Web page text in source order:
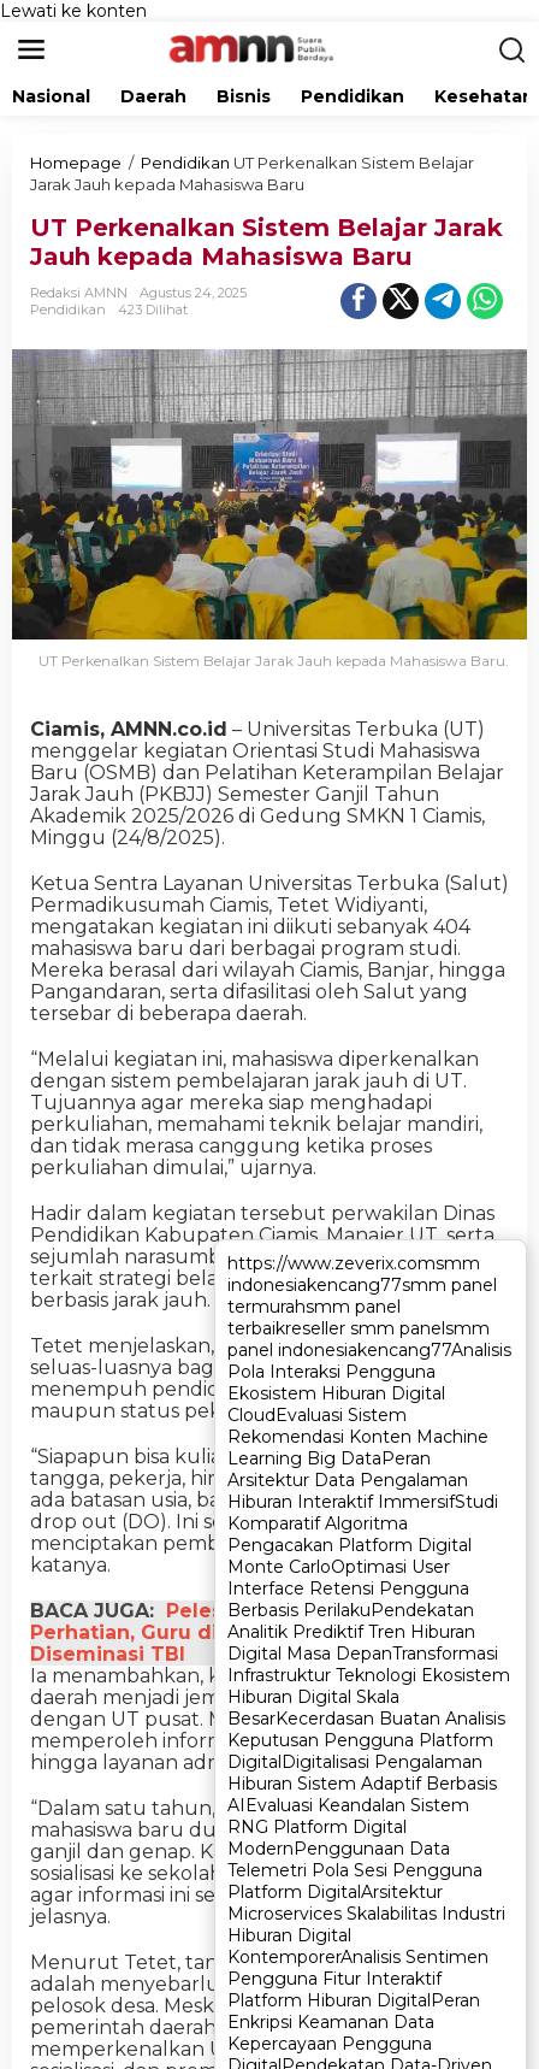
https://www.zeverix.comsmm
indonesiakencang77smm panel
termurahsmm panel
terbaikreseller smm panelsmm
panel indonesiakencang77Analisis
Pola Interaksi Pengguna
Ekosistem Hiburan Digital
CloudEvaluasi Sistem
Rekomendasi Konten Machine
Learning Big DataPeran
Arsitektur Data Pengalaman
Hiburan Interaktif ImmersifStudi
Komparatif Algoritma
Pengacakan Platform Digital
Monte CarloOptimasi User
Interface Retensi Pengguna
Berbasis PerilakuPendekatan
Analitik Prediktif Tren Hiburan
Digital Masa DepanTransformasi
Infrastruktur Teknologi Ekosistem
Hiburan Digital Skala
BesarKecerdasan Buatan Analisis
Keputusan Pengguna Platform
DigitalDigitalisasi Pengalaman
Hiburan Sistem Adaptif Berbasis
AIEvaluasi Keandalan Sistem
RNG Platform Digital
ModernPenggunaan Data
Telemetri Pola Sesi Pengguna
Platform DigitalArsitektur
Microservices Skalabilitas Industri
Hiburan Digital
KontemporerAnalisis Sentimen
Pengguna Fitur Interaktif
Platform Hiburan DigitalPeran
Enkripsi Keamanan Data
Kepercayaan Pengguna
https://www.zeverix.comsmm
indonesiakencang77smm panel
termurahsmm panel
terbaikreseller smm panelsmm
panel indonesiakencang77Analisis
Pola Interaksi Pengguna
Ekosistem Hiburan Digital
CloudEvaluasi Sistem
Rekomendasi Konten Machine
Learning Big DataPeran
Arsitektur Data Pengalaman
Hiburan Interaktif ImmersifStudi
Komparatif Algoritma
Pengacakan Platform Digital
Monte CarloOptimasi User
Interface Retensi Pengguna
Berbasis PerilakuPendekatan
Analitik Prediktif Tren Hiburan
Digital Masa DepanTransformasi
Infrastruktur Teknologi Ekosistem
Hiburan Digital Skala
BesarKecerdasan Buatan Analisis
Keputusan Pengguna Platform
DigitalDigitalisasi Pengalaman
Hiburan Sistem Adaptif Berbasis
AIEvaluasi Keandalan Sistem
RNG Platform Digital
ModernPenggunaan Data
Telemetri Pola Sesi Pengguna
Platform DigitalArsitektur
Microservices Skalabilitas Industri
Hiburan Digital
KontemporerAnalisis Sentimen
Pengguna Fitur Interaktif
Platform Hiburan DigitalPeran
Enkripsi Keamanan Data
Kepercayaan Pengguna
Lewati ke konten
Nasional Daerah Bisnis Pendidikan Kesehatan
Homepage / Pendidikan UT Perkenalkan Sistem Belajar
Jarak Jauh kepada Mahasiswa Baru
UT Perkenalkan Sistem Belajar Jarak
Jauh kepada Mahasiswa Baru
Redaksi AMNN
Agustus 24, 2025
Pendidikan
423 Dilihat
UT Perkenalkan Sistem Belajar Jarak Jauh kepada Mahasiswa Baru.
Ciamis, AMNN.co.id – Universitas Terbuka (UT)
menggelar kegiatan Orientasi Studi Mahasiswa
Baru (OSMB) dan Pelatihan Keterampilan Belajar
Jarak Jauh (PKBJJ) Semester Ganjil Tahun
Akademik 2025/2026 di Gedung SMKN 1 Ciamis,
Minggu (24/8/2025).
Ketua Sentra Layanan Universitas Terbuka (Salut)
Permadikusumah Ciamis, Tetet Widiyanti,
mengatakan kegiatan ini diikuti sebanyak 404
mahasiswa baru dari berbagai program studi.
Mereka berasal dari wilayah Ciamis, Banjar, hingga
Pangandaran, serta difasilitasi oleh Salut yang
tersebar di beberapa daerah.
“Melalui kegiatan ini, mahasiswa diperkenalkan
dengan sistem pembelajaran jarak jauh di UT.
Tujuannya agar mereka siap menghadapi
perkuliahan, memahami teknik belajar mandiri,
dan tidak merasa canggung ketika proses
perkuliahan dimulai,” ujarnya.
Hadir dalam kegiatan tersebut perwakilan Dinas
Pendidikan Kabupaten Ciamis, Manajer UT, serta
sejumlah narasumber yang memberikan materi
terkait strategi belajar efektif di perguruan tinggi
berbasis jarak jauh.
Tetet menjelaskan, UT memberikan kesempatan
seluas-luasnya bagi masyarakat untuk
menempuh pendidikan tinggi tanpa batasan usia
maupun status pekerjaan.
“Siapapun bisa kuliah di UT, mulai dari ibu rumah
tangga, pekerja, hingga lulusan SMA/SMK. Tidak
ada batasan usia, bahkan tanpa ada ancaman
drop out (DO). Ini sejalan dengan misi UT untuk
menciptakan pembelajar sepanjang hayat,”
katanya.
BACA JUGA: Pelestarian Bahasa Sunda Jadi
Perhatian, Guru di Ciamis Antusias Ikuti
Diseminasi TBI
Ia menambahkan, keberadaan Salut di berbagai
daerah menjadi jembatan antara mahasiswa
dengan UT pusat. Melalui Salut, mahasiswa dapat
memperoleh informasi, pendampingan akademik,
hingga layanan administrasi seperti wisuda.
“Dalam satu tahun, UT membuka pendaftaran
mahasiswa baru dua kali, yaitu pada semester
ganjil dan genap. Kami juga terus melakukan
sosialisasi ke sekolah-sekolah maupun masyarakat
agar informasi ini semakin luas diketahui,”
jelasnya.
Menurut Tetet, tantangan terbesar UT saat ini
adalah menyebarluaskan informasi hingga ke
pelosok desa. Meski demikian, pihaknya bersama
pemerintah daerah terus berupaya
memperkenalkan UT melalui kerjasama,